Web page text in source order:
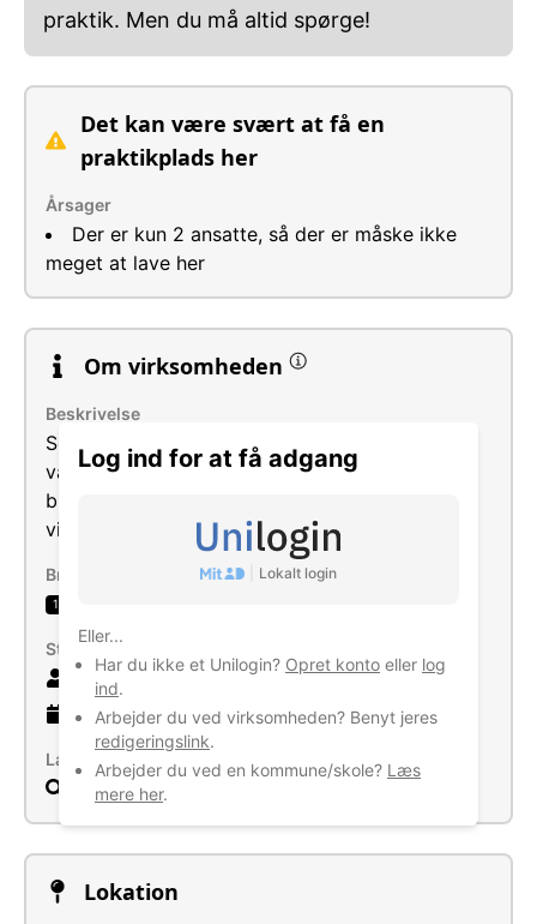
Log ind for at få adgang
Lokalt login
Eller...
Har du ikke et Unilogin? Opret konto eller log
ind.
Arbejder du ved virksomheden? Benyt jeres
redigeringslink.
Arbejder du ved en kommune/skole? Læs
mere her.
praktik. Men du må altid spørge!
Det kan være svært at få en
praktikplads her
Årsager
Der er kun 2 ansatte, så der er måske ikke
meget at lave her
Om virksomheden
Beskrivelse
Selskabets formål er drive virksomhed med
varme og udskiftning af sanitet, ventilation og
blik samt enhver i forbindelse hermed stående
virksomhed.
Brancher
1
Størrelse
2 ansatte
15 år gammel virksomhed
Læs mere
Søg
Lokation